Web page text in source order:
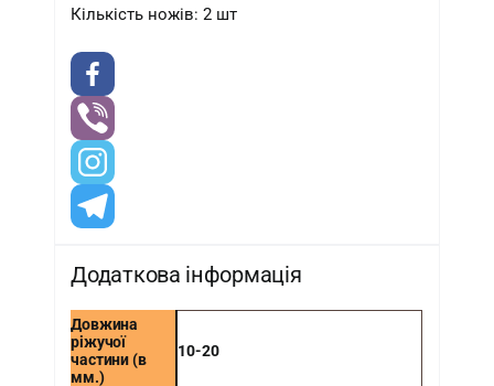
Кількість ножів: 2 шт
Додаткова інформація
Довжина
ріжучої
частини (в
мм.)
10-20